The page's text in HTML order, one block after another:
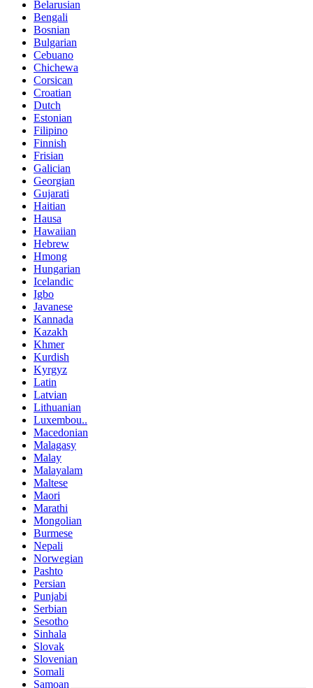
Belarusian
Bengali
Bosnian
Bulgarian
Cebuano
Chichewa
Corsican
Croatian
Dutch
Estonian
Filipino
Finnish
Frisian
Galician
Georgian
Gujarati
Haitian
Hausa
Hawaiian
Hebrew
Hmong
Hungarian
Icelandic
Igbo
Javanese
Kannada
Kazakh
Khmer
Kurdish
Kyrgyz
Latin
Latvian
Lithuanian
Luxembou..
Macedonian
Malagasy
Malay
Malayalam
Maltese
Maori
Marathi
Mongolian
Burmese
Nepali
Norwegian
Pashto
Persian
Punjabi
Serbian
Sesotho
Sinhala
Slovak
Slovenian
Somali
Samoan